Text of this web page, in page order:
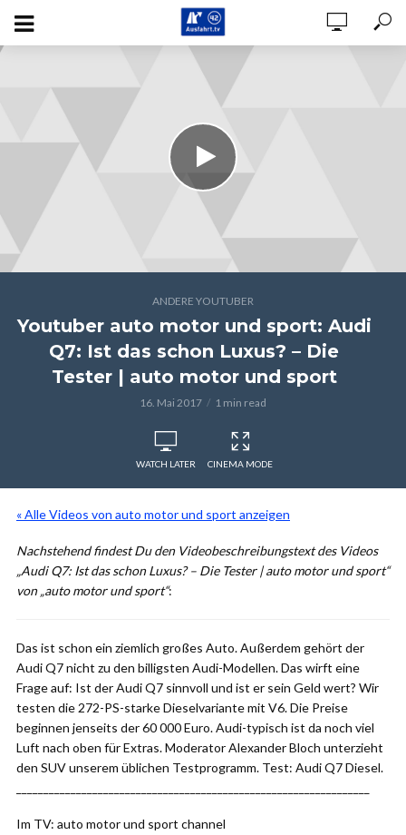
ANDERE YOUTUBER
Youtuber auto motor und sport: Audi
Q7: Ist das schon Luxus? – Die
Tester | auto motor und sport
16. Mai 2017 1 min read
WATCH LATER CINEMA MODE
« Alle Videos von auto motor und sport anzeigen
Nachstehend findest Du den Videobeschreibungstext des Videos
„Audi Q7: Ist das schon Luxus? – Die Tester | auto motor und sport“
von „auto motor und sport“:
Das ist schon ein ziemlich großes Auto. Außerdem gehört der
Audi Q7 nicht zu den billigsten Audi-Modellen. Das wirft eine
Frage auf: Ist der Audi Q7 sinnvoll und ist er sein Geld wert? Wir
testen die 272-PS-starke Dieselvariante mit V6. Die Preise
beginnen jenseits der 60 000 Euro. Audi-typisch ist da noch viel
Luft nach oben für Extras. Moderator Alexander Bloch unterzieht
den SUV unserem üblichen Testprogramm. Test: Audi Q7 Diesel.
Im TV: auto motor und sport channel